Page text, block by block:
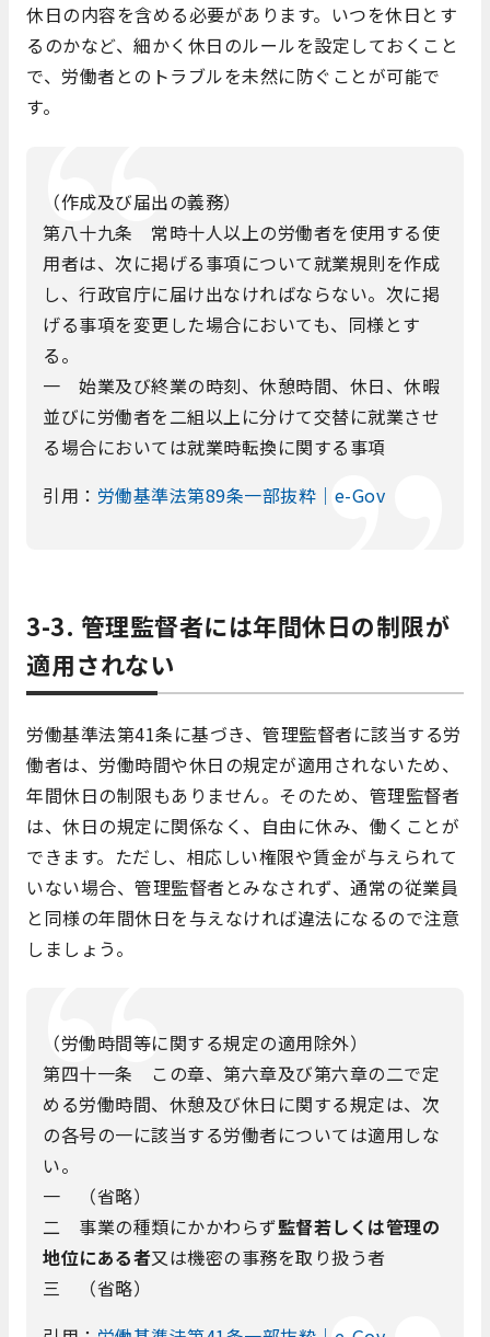
休日の内容を含める必要があります。いつを休日とす
るのかなど、細かく休日のルールを設定しておくこと
で、労働者とのトラブルを未然に防ぐことが可能で
す。
（作成及び届出の義務）
第八十九条 常時十人以上の労働者を使用する使
用者は、次に掲げる事項について就業規則を作成
し、行政官庁に届け出なければならない。次に掲
げる事項を変更した場合においても、同様とす
る。
一 始業及び終業の時刻、休憩時間、休日、休暇
並びに労働者を二組以上に分けて交替に就業させ
る場合においては就業時転換に関する事項
引用： 労働基準法第89条一部抜粋｜e-Gov
3-3. 管理監督者には年間休日の制限が
適用されない
労働基準法第41条に基づき、管理監督者に該当する労
働者は、労働時間や休日の規定が適用されないため、
年間休日の制限もありません。そのため、管理監督者
は、休日の規定に関係なく、自由に休み、働くことが
できます。ただし、相応しい権限や賃金が与えられて
いない場合、管理監督者とみなされず、通常の従業員
と同様の年間休日を与えなければ違法になるので注意
しましょう。
（労働時間等に関する規定の適用除外）
第四十一条 この章、第六章及び第六章の二で定
める労働時間、休憩及び休日に関する規定は、次
の各号の一に該当する労働者については適用しな
い。
一
（省略）
二 事業の種類にかかわらず監督若しくは管理の
地位にある者又は機密の事務を取り扱う者
三
（省略）